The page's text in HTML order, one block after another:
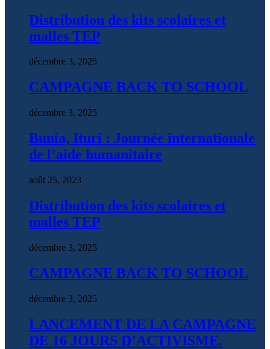
Distribution des kits scolaires et
malles TEP
décembre 3, 2025
CAMPAGNE BACK TO SCHOOL
décembre 3, 2025
Bunia, Ituri : Journée internationale
de l’aide humanitaire
août 25, 2023
Distribution des kits scolaires et
malles TEP
décembre 3, 2025
CAMPAGNE BACK TO SCHOOL
décembre 3, 2025
LANCEMENT DE LA CAMPAGNE
DE 16 JOURS D’ACTIVISME.